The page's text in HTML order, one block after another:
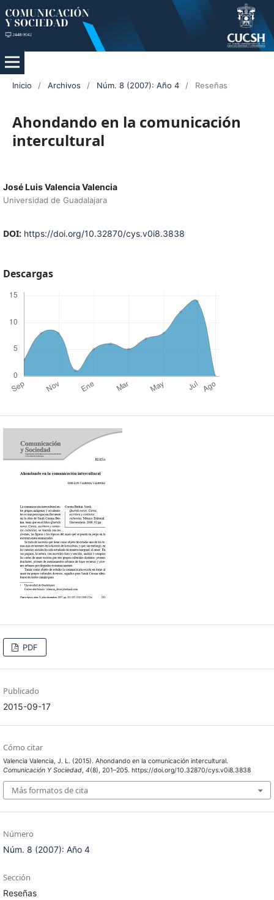
Inicio / Archivos / Núm. 8 (2007): Año 4 / Reseñas
Ahondando en la comunicación
intercultural
José Luis Valencia Valencia
Universidad de Guadalajara
DOI: https://doi.org/10.32870/cys.v0i8.3838
Descargas
PDF
Publicado
2015-09-17
Cómo citar
Valencia Valencia, J. L. (2015). Ahondando en la comunicación intercultural.
Comunicación Y Sociedad, 4(8), 201–205. https://doi.org/10.32870/cys.v0i8.3838
Más formatos de cita
Número
Núm. 8 (2007): Año 4
Sección
Reseñas